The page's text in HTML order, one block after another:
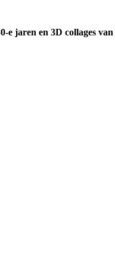
e jaren en 3D collages